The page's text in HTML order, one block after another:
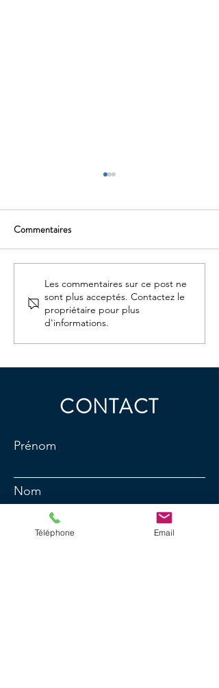
Commentaires
Les commentaires sur ce post ne
sont plus acceptés. Contactez le
propriétaire pour plus
d'informations.
CONTACT
Prénom
Nom
E-mailTéléphone Email